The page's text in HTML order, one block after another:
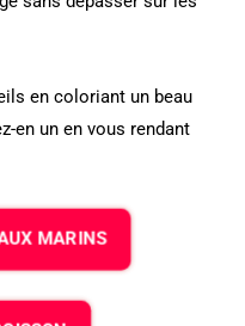
en coloriant un beau
en un en vous rendant
MARINS